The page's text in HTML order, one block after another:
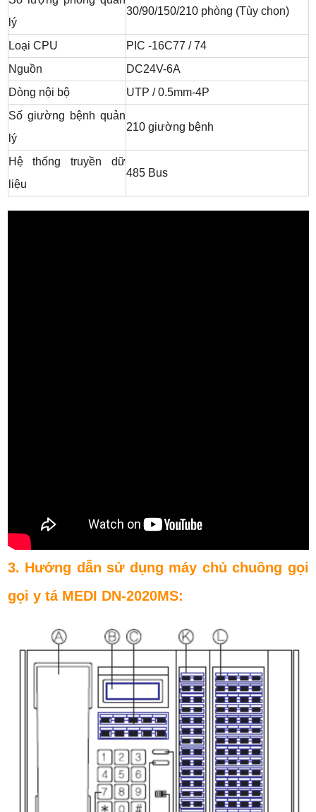
lý
30/90/150/210 phòng (Tùy chọn)
Loại CPU
PIC -16C77 / 74
Nguồn
DC24V-6A
Dòng nội bộ
UTP / 0.5mm-4P
Số giường bệnh quản
lý
210 giường bệnh
Hệ thống truyền dữ
liệu
485 Bus
3. Hướng dẫn sử dụng máy chủ chuông gọi
gọi y tá MEDI DN-2020MS: